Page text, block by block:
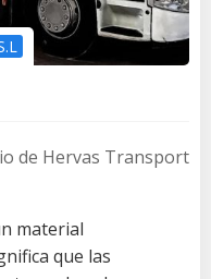
de Hervas Transport
material
que las